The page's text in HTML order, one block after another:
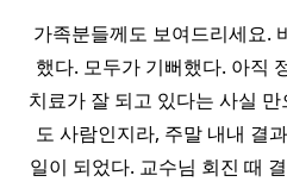
가족분들께도 보여드리세요.
했다. 모두가 기뻐했다. 아직
치료가 잘 되고 있다는 사실 만
도 사람인지라, 주말 내내 결
일이 되었다. 교수님 회진 때